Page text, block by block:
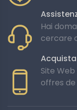
Hai
cercare
Site
offres